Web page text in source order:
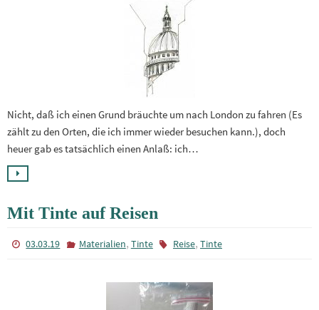
Nicht, daß ich einen Grund bräuchte um nach London zu fahren (Es
zählt zu den Orten, die ich immer wieder besuchen kann.), doch
heuer gab es tatsächlich einen Anlaß: ich…
Mit Tinte auf Reisen
03.03.19 Materialien, Tinte Reise, Tinte